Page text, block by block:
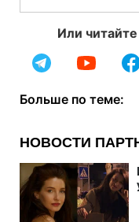
Или
Больше по теме: